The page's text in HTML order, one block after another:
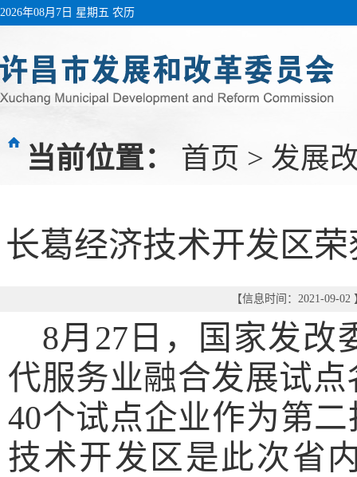
2026年08月7日 星期五 农历
当前位置： 首页 > 发展
长葛经济技术开发区
【信息时间：2021-09-
8月27日，国家发改
代服务业融合发展试
40个试点企业作为第
技术开发区是此次省